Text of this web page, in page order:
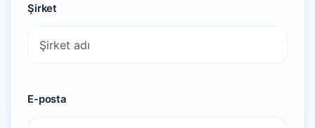
Şirket
E-posta